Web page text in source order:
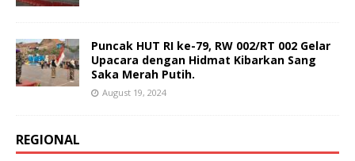
Puncak HUT RI ke-79, RW 002/RT 002 Gelar
Upacara dengan Hidmat Kibarkan Sang
Saka Merah Putih.
August 19, 2024
REGIONAL